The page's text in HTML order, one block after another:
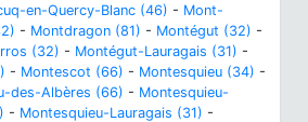
en-Quercy-Blanc (46) - Mont-
- Montdragon (81) - Montégut (32) -
(32) - Montégut-Lauragais (31) -
- Montescot (66) - Montesquieu (34) -
des-Albères (66) - Montesquieu-
- Montesquieu-Lauragais (31) -